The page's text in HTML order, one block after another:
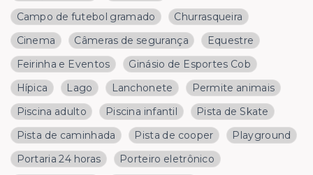
Campo de futebol gramado
Churrasqueira
Cinema
Câmeras de segurança
Equestre
Feirinha e Eventos
Ginásio de Esportes Cob
Hípica
Lago Lanchonete
Permite animais
Piscina adulto
Piscina infantil
Pista de Skate
Pista de caminhada
Pista de cooper
Playground
Portaria 24 horas
Porteiro eletrônico